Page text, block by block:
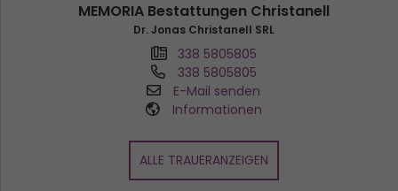
MEMORIA Bestattungen Christanell
Dr. Jonas Christanell SRL
338 5805805
338 5805805
E-Mail senden
Informationen
ALLE TRAUERANZEIGEN